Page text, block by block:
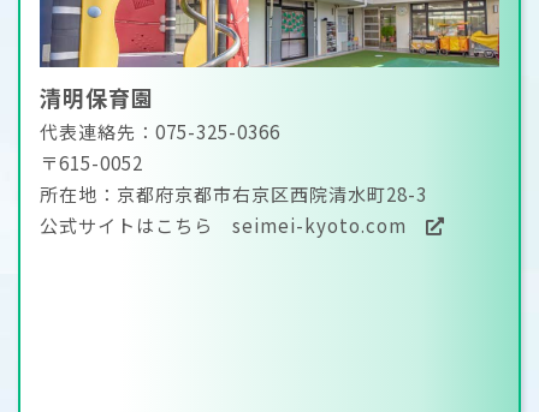
清明保育園
代表連絡先：075-325-0366
〒615-0052
所在地：京都府京都市右京区西院清水町28-3
公式サイトはこちら seimei-kyoto.com